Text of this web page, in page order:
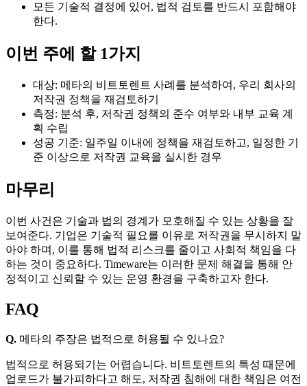
모든 기술적 결정에 있어, 법적 검토를 반드시 포함해야
한다.
이번 주에 할 1가지
대상: 메타의 비트토렌트 사례를 분석하여, 우리 회사의
저작권 정책을 재검토하기
측정: 분석 후, 저작권 정책의 준수 여부와 내부 교육 계
획 수립
성공 기준: 일주일 이내에 정책을 재검토하고, 일정한 기
준 이상으로 저작권 교육을 실시한 경우
마무리
이번 사건은 기술과 법의 경계가 모호해질 수 있는 상황을 잘
보여준다. 기업은 기술적 필요를 이유로 저작권을 무시하지 말
아야 하며, 이를 통해 법적 리스크를 줄이고 사회적 책임을 다
하는 것이 중요하다. Timeware는 이러한 문제 해결을 통해 안
정적이고 신뢰할 수 있는 운영 환경을 구축하고자 한다.
FAQ
Q. 메타의 주장은 법적으로 허용될 수 있나요?
법적으로 허용되기는 어렵습니다. 비트토렌트의 특성 때문에
업로드가 불가피하다고 해도, 저작권 침해에 대한 책임은 여전